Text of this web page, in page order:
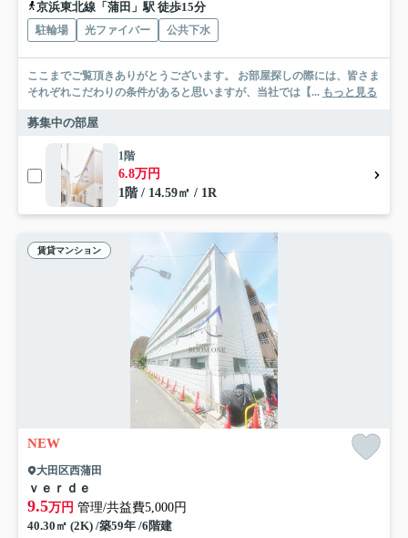
京浜東北線「蒲田」駅 徒歩15分
駐輪場 光ファイバー 公共下水
ここまでご覧頂きありがとうございます。 お部屋探しの際には、皆さま
それぞれこだわりの条件があると思いますが、当社では【... もっと見る
募集中の部屋
1階
6.8万円
1階 / 14.59㎡ / 1R
賃貸マンション
NEW
大田区西蒲田
ｖｅｒｄｅ
9.5万円 管理/共益費5,000円
40.30㎡ (2K) /築59年 /6階建